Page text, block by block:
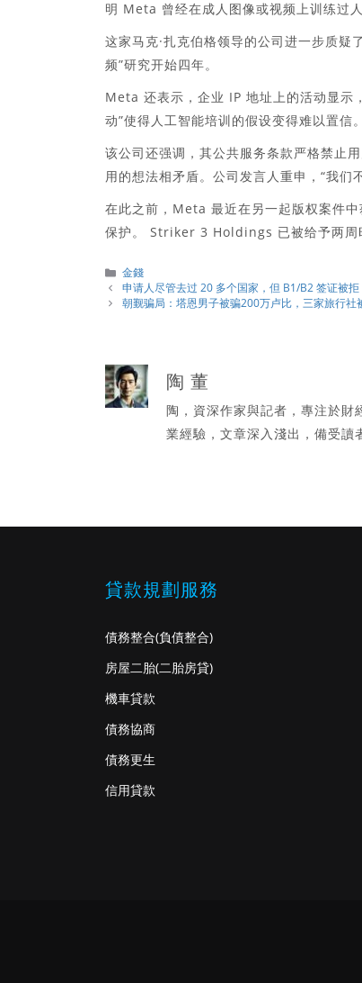
明 Meta 曾经在成人图像或视频上训练过
这家马克·扎克伯格领导的公司进一步质
频”研究开始四年。
Meta 还表示，企业 IP 地址上的活动显示
动”使得人工智能培训的假设变得难以置
该公司还强调，其公共服务条款严格禁止
用的想法相矛盾。公司发言人重申，“我
在此之前，Meta 最近在另一起版权案件
保护。 Striker 3 Holdings 已被给予两周
分
類
金錢
申请人尽管去过 20 多个国家，但 B1/B2 签证被
朝觐骗局：塔恩男子被骗200万卢比，三家旅行社
陶 董
陶，資深作家與記者，專注於財
業經驗，文章深入淺出，備受讀
貸款規劃服務
債務整合(負債整合)
房屋二胎(二胎房貸)
機車貸款
債務協商
債務更生
信用貸款